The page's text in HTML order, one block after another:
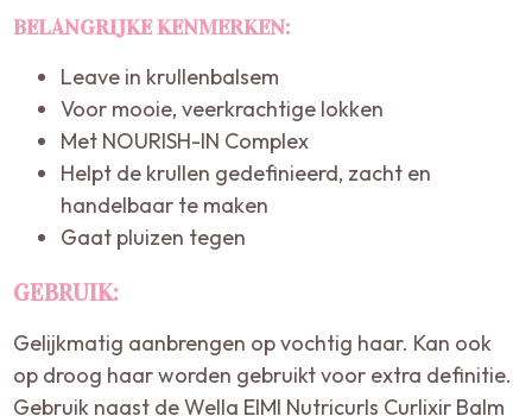
BELANGRIJKE KENMERKEN:
Leave in krullenbalsem
Voor mooie, veerkrachtige lokken
Met NOURISH-IN Complex
Helpt de krullen gedefinieerd, zacht en
handelbaar te maken
Gaat pluizen tegen
GEBRUIK:
Gelijkmatig aanbrengen op vochtig haar. Kan ook
op droog haar worden gebruikt voor extra definitie.
Gebruik naast de Wella EIMI Nutricurls Curlixir Balm